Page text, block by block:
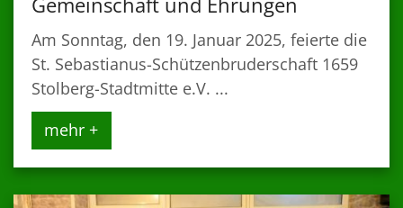
Am Sonntag, den 19. Januar 2025, feierte die
St. Sebastianus-Schützenbruderschaft 1659
Stolberg-Stadtmitte e.V. ...
mehr +